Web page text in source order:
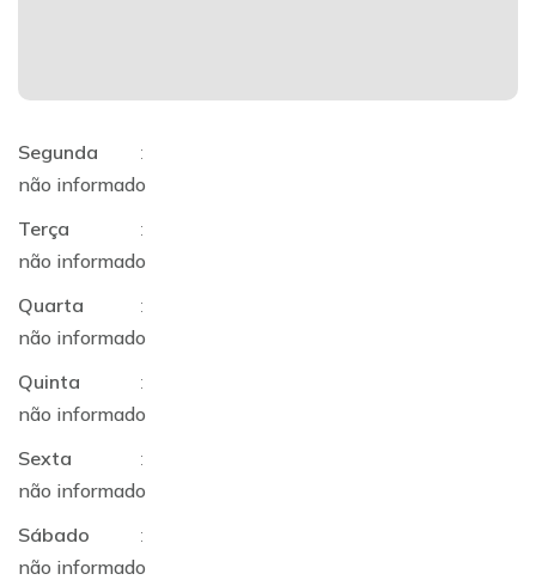
Segunda
:
não informado
Terça
:
não informado
Quarta
:
não informado
Quinta
:
não informado
Sexta
:
não informado
Sábado
:
não informado